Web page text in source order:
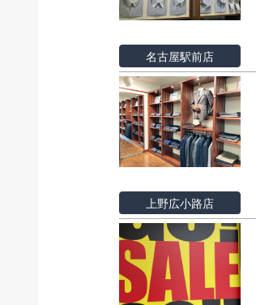
名古屋駅前店
上野広小路店